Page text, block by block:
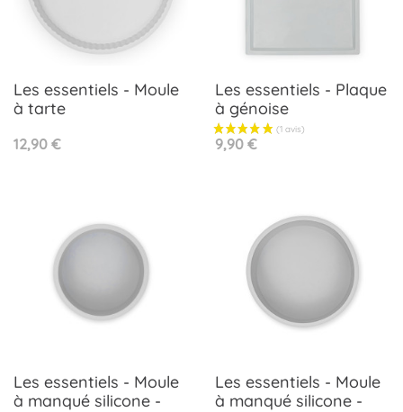
Les essentiels - Moule
à tarte
Prix
12,90 €
Les essentiels - Plaque
à génoise
Prix
9,90 €
Les essentiels - Moule
à manqué silicone -
Les essentiels - Moule
à manqué silicone -